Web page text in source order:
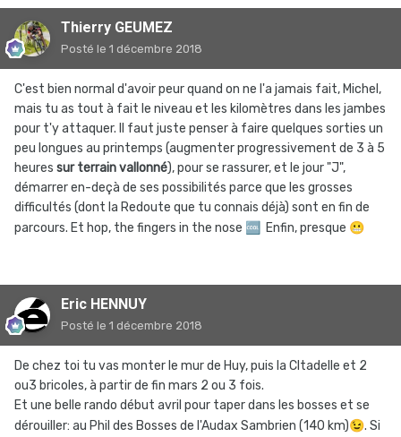
Thierry GEUMEZ
Posté le 1 décembre 2018
C'est bien normal d'avoir peur quand on ne l'a jamais fait, Michel,
mais tu as tout à fait le niveau et les kilomètres dans les jambes
pour t'y attaquer. Il faut juste penser à faire quelques sorties un
peu longues au printemps (augmenter progressivement de 3 à 5
heures sur terrain vallonné), pour se rassurer, et le jour "J",
démarrer en-deçà de ses possibilités parce que les grosses
difficultés (dont la Redoute que tu connais déjà) sont en fin de
parcours. Et hop, the fingers in the nose 🆒 Enfin, presque 😬
Eric HENNUY
Posté le 1 décembre 2018
De chez toi tu vas monter le mur de Huy, puis la CItadelle et 2
ou3 bricoles, à partir de fin mars 2 ou 3 fois.
Et une belle rando début avril pour taper dans les bosses et se
dérouiller: au Phil des Bosses de l'Audax Sambrien (140 km)😉. Si